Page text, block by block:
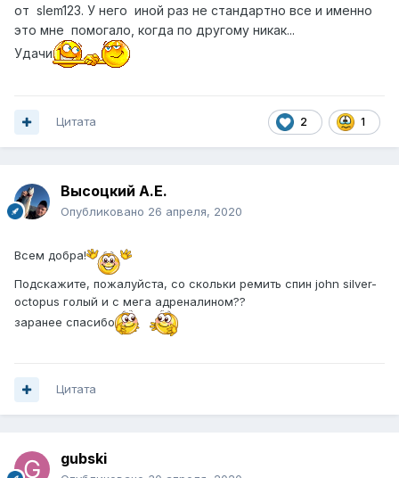
от slem123. У него иной раз не стандартно все и именно
это мне помогало, когда по другому никак...
Удачи
2 1
Цитата
Высоцкий А.Е.
Опубликовано 26 апреля, 2020
Всем добра!
Подскажите, пожалуйста, со скольки ремить спин john silver-
octopus голый и с мега адреналином??
заранее спасибо
Цитата
gubski